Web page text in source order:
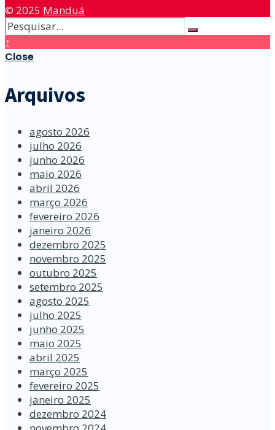
© 2025 Manduá
↑
Close
Arquivos
agosto 2026
julho 2026
junho 2026
maio 2026
abril 2026
março 2026
fevereiro 2026
janeiro 2026
dezembro 2025
novembro 2025
outubro 2025
setembro 2025
agosto 2025
julho 2025
junho 2025
maio 2025
abril 2025
março 2025
fevereiro 2025
janeiro 2025
dezembro 2024